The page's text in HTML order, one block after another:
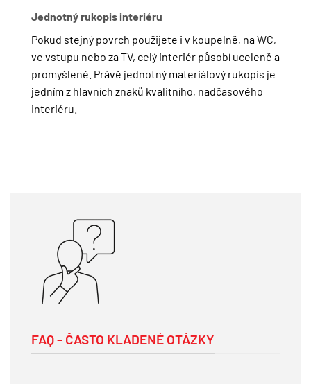
Jednotný rukopis interiéru
Pokud stejný povrch použijete i v koupelně, na WC,
ve vstupu nebo za TV, celý interiér působí uceleně a
promyšleně. Právě jednotný materiálový rukopis je
jedním z hlavních znaků kvalitního, nadčasového
interiéru.
FAQ - ČASTO KLADENÉ OTÁZKY